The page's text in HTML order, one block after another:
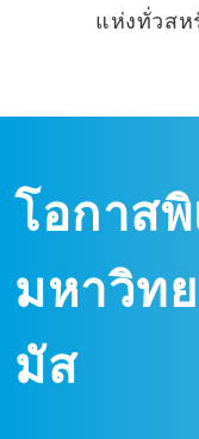
แห่งทั่วสห
โอกาส
มหาวิท
มัส